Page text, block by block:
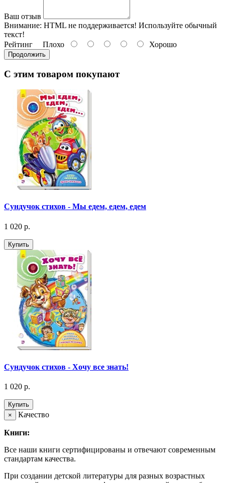
Ваш отзыв
Внимание: HTML не поддерживается! Используйте обычный
текст!
Рейтинг Плохо Хорошо
Продолжить
С этим товаром покупают
Сундучок стихов - Мы едем, едем, едем
1 020 р.
Купить
Сундучок стихов - Хочу все знать!
1 020 р.
Купить
×
Качество
Книги:
Все наши книги сертифицированы и отвечают современным
стандартам качества.
При создании детской литературы для разных возрастных